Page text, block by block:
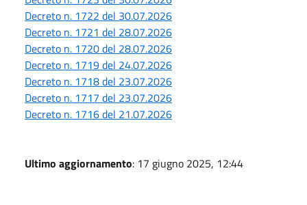
Decreto n. 1722 del 30.07.2026
Decreto n. 1721 del 28.07.2026
Decreto n. 1720 del 28.07.2026
Decreto n. 1719 del 24.07.2026
Decreto n. 1718 del 23.07.2026
Decreto n. 1717 del 23.07.2026
Decreto n. 1716 del 21.07.2026
Ultimo aggiornamento: 17 giugno 2025, 12:44